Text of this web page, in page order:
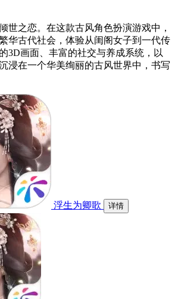
世之恋。在这款古风角色扮演游戏中，
华古代社会，体验从闺阁女子到一代传
3D画面、丰富的社交与养成系统，以
浸在一个华美绚丽的古风世界中，书写
浮生为卿歌 详情